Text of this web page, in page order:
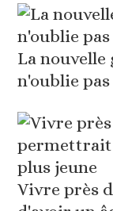
La nouvelle
n'oublie
Vivre près